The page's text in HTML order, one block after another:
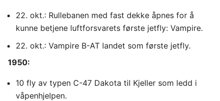
22. okt.: Rullebanen med fast dekke åpnes for å
kunne betjene luftforsvarets første jetfly: Vampire.
22. okt.: Vampire B-AT landet som første jetfly.
1950:
10 fly av typen C-47 Dakota til Kjeller som ledd i
våpenhjelpen.